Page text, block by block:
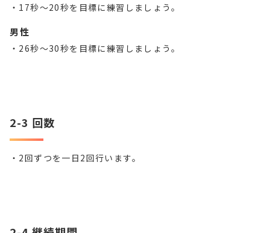
・17秒～20秒を目標に練習しましょう。
男性
・26秒～30秒を目標に練習しましょう。
2-3 回数
・2回ずつを一日2回行います。